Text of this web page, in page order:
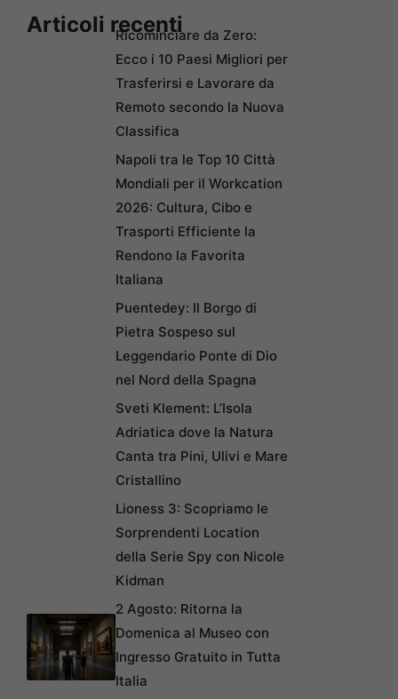
Articoli recentiRicominciare da Zero:
Ecco i 10 Paesi Migliori per
Trasferirsi e Lavorare da
Remoto secondo la Nuova
Classifica
Napoli tra le Top 10 Città
Mondiali per il Workcation
2026: Cultura, Cibo e
Trasporti Efficiente la
Rendono la Favorita
Italiana
Puentedey: Il Borgo di
Pietra Sospeso sul
Leggendario Ponte di Dio
nel Nord della Spagna
Sveti Klement: L’Isola
Adriatica dove la Natura
Canta tra Pini, Ulivi e Mare
Cristallino
Lioness 3: Scopriamo le
Sorprendenti Location
della Serie Spy con Nicole
Kidman
2 Agosto: Ritorna la
Domenica al Museo con
Ingresso Gratuito in Tutta
Italia